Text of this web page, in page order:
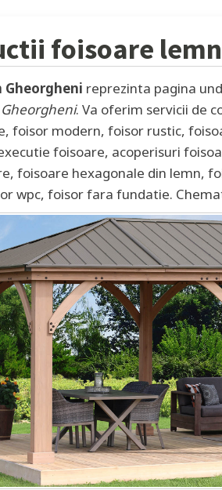
foisoare lemn
Gheorgheni reprezinta pagina
. Va oferim servicii de
foisor modern, foisor rustic,
foisoare, acoperisuri
foisoare hexagonale din lemn,
wpc, foisor fara fundatie.